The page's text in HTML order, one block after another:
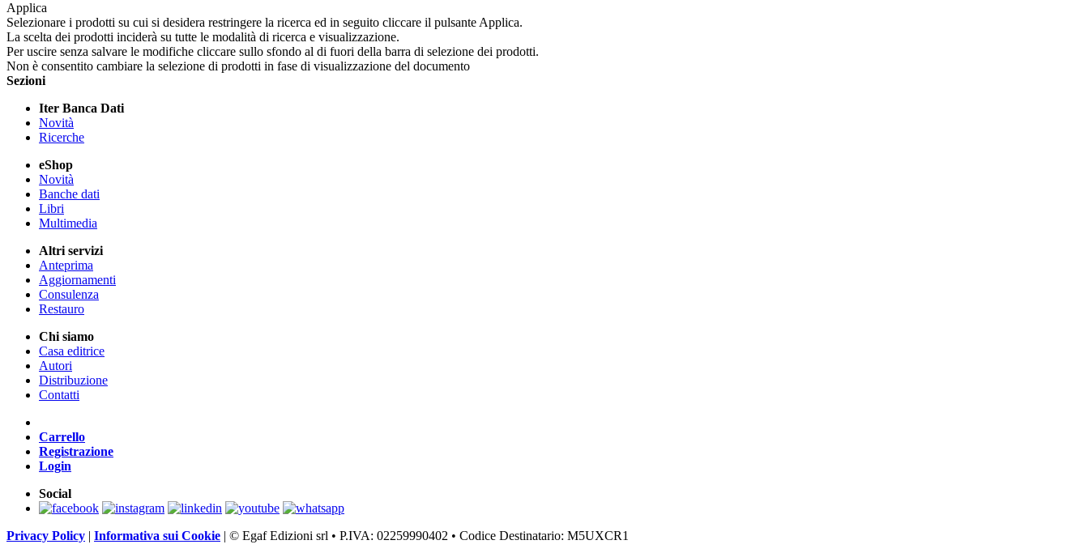
Applica
Selezionare i prodotti su cui si desidera restringere la ricerca ed in seguito cliccare il pulsante Applica.
La scelta dei prodotti inciderà su tutte le modalità di ricerca e visualizzazione.
Per uscire senza salvare le modifiche cliccare sullo sfondo al di fuori della barra di selezione dei prodotti.
Non è consentito cambiare la selezione di prodotti in fase di visualizzazione del documento
Sezioni
Iter Banca Dati
Novità
Ricerche
eShop
Novità
Banche dati
Libri
Multimedia
Altri servizi
Anteprima
Aggiornamenti
Consulenza
Restauro
Chi siamo
Casa editrice
Autori
Distribuzione
Contatti
Carrello
Registrazione
Login
Social
Privacy Policy | Informativa sui Cookie | © Egaf Edizioni srl • P.IVA: 02259990402 • Codice Destinatario: M5UXCR1